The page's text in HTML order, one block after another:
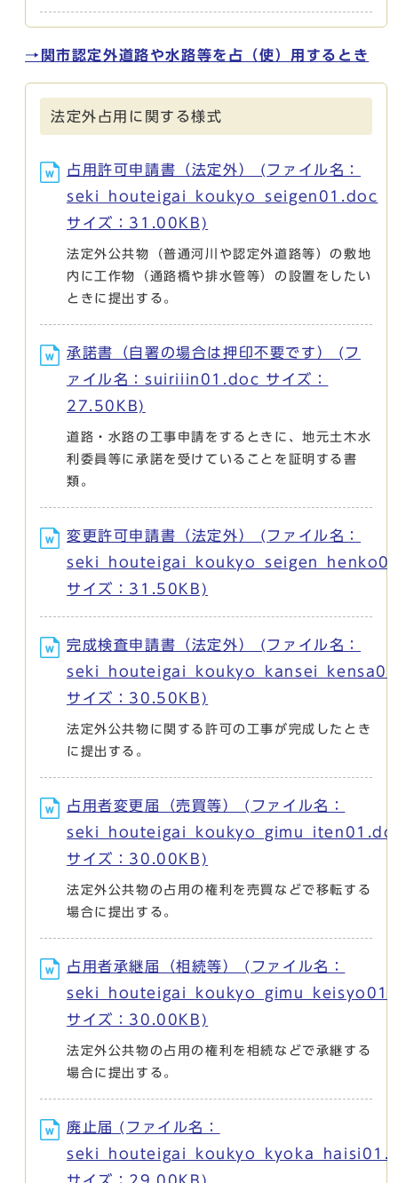
→関市認定外道路や水路等を占（使）用するとき
法定外占用に関する様式
占用許可申請書（法定外） (ファイル名：
seki_houteigai_koukyo_seigen01.doc
サイズ：31.00KB)
法定外公共物（普通河川や認定外道路等）の敷地
内に工作物（通路橋や排水管等）の設置をしたい
ときに提出する。
承諾書（自署の場合は押印不要です） (フ
ァイル名：suiriiin01.doc サイズ：
27.50KB)
道路・水路の工事申請をするときに、地元土木水
利委員等に承諾を受けていることを証明する書
類。
変更許可申請書（法定外） (ファイル名：
サイズ：31.50KB)
完成検査申請書（法定外） (ファイル名：
サイズ：30.50KB)
法定外公共物に関する許可の工事が完成したとき
に提出する。
占用者変更届（売買等） (ファイル名：
サイズ：30.00KB)
法定外公共物の占用の権利を売買などで移転する
場合に提出する。
占用者承継届（相続等） (ファイル名：
サイズ：30.00KB)
法定外公共物の占用の権利を相続などで承継する
場合に提出する。
廃止届 (ファイル名：
サイズ：29.00KB)